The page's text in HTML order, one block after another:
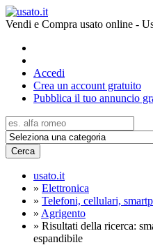
Vendi e Compra usato online -
Accedi
Crea un account gratuito
Pubblica il tuo annuncio
Cerca
usato.it
» Elettronica
» Telefoni, cellulari,
» Agrigento
» Risultati della ricerca:
espandibile